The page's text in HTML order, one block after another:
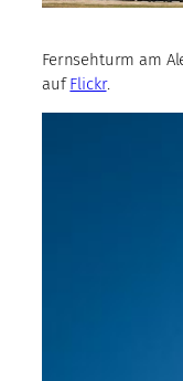
Fernsehturm am
aufFlickr.